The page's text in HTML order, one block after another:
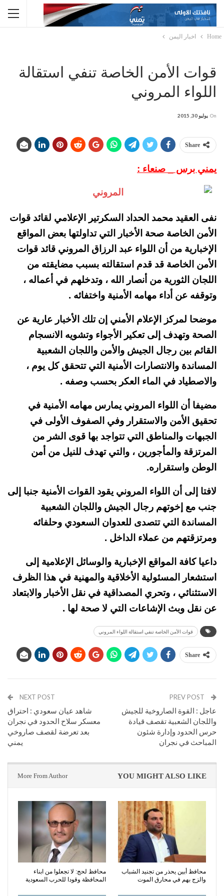
Home اخبار اليمن
قوات الأمن الخاصة تنفي استقالة
اللواء المروني
On يوليو 30, 2015
Share
يمني برس _ صنعاء :
نفى العقيد محمد الحداد السكرتير الإعلامي لقائد قوات
الأمن الخاصة صحة الأخبار التي تداولتها بعض المواقع
الإخبارية من أن اللواء عبد الرزاق المروني قائد قوات
الأمن الخاصة قد قدم استقالته بسبب مضايقته من
اللجان الثورية من أنصار الله ، وتدخلهم في أعماله ،
وتوقفه عن أداء مهامه الأمنية واختفائه .
موضحا لمركز الإعلام الأمني إن تلك الأخبار عارية عن
الصحة وتهدف إلى تعكير الأجواء وتشويه الانسجام
القائم بين رجال الجيش والأمن واللجان الشعبية
المساندة والانتصارات الأمنية التي تتحقق كل يوم ،
والاصطياد في الماء العكر بحسب وصفه .
مضيفا أن اللواء المروني يمارس مهامه الأمنية في
تحقيق الأمن والاستقرار وفي الصفوف الأولى في
الجبهات والمناطق التي تتواجد بها قوى الشر من
المرتزقة والمأجورين ، والتي تهدف للنيل من أمن
الوطن واستقراره.
لافتا إلى أن اللواء المروني يقود القوات الأمنية جنبا إلى
جنب مع إخوتهم رجال الجيش واللجان الشعبية
المساندة التي تتصدى للعدوان السعودي وحلفائه
ومرتزقتهم من عملاء الداخل .
داعيا كافة المواقع الإخبارية والوسائل الإعلامية إلى
استشعار المسئولية الأخلاقية والمهنية في هذا الظرف
الاستثنائي ، وتحري المصداقية في نقل الأخبار والابتعاد
عن نقل وبث الإشاعات التي لا صحة لها .
قوات الأمن الخاصة تنفي استقالة اللواء المروني
Share
عاجل : القوة الصاروخية للجيش
واللجان الشعبية تقصف قيادة
حرس الحدود وإدارة شئون
المباحث في نجران
NEXT POST
شاهد عيان سعودي : احتراق
معسكر سلاح الحدود في نجران
بعد تعرضة لقصف صاروخي
يمني
YOU MIGHT ALSO LIKE
More From Author
محافظ أبين يحذر من تجنيد الشباب
والزج بهم في محارق الموت
محافظ لحج: لا تجعلوا من ابناء
المحافظة وقودا للحرب السعودية